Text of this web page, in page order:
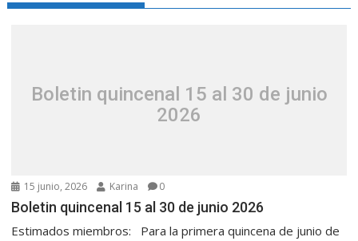
Boletin quincenal 15 al 30 de junio
2026
15 junio, 2026 Karina 0
Boletin quincenal 15 al 30 de junio 2026
Estimados miembros: Para la primera quincena de junio de